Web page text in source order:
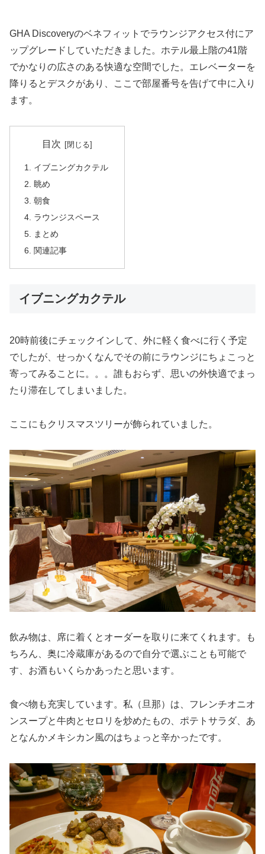
GHA Discoveryのベネフィットでラウンジアクセス付にア
ップグレードしていただきました。ホテル最上階の41階
でかなりの広さのある快適な空間でした。エレベーターを
降りるとデスクがあり、ここで部屋番号を告げて中に入り
ます。
目次
イブニングカクテル
眺め
朝食
ラウンジスペース
まとめ
関連記事
イブニングカクテル
20時前後にチェックインして、外に軽く食べに行く予定
でしたが、せっかくなんでその前にラウンジにちょこっと
寄ってみることに。。。誰もおらず、思いの外快適でまっ
たり滞在してしまいました。
ここにもクリスマスツリーが飾られていました。
飲み物は、席に着くとオーダーを取りに来てくれます。も
ちろん、奥に冷蔵庫があるので自分で選ぶことも可能で
す、お酒もいくらかあったと思います。
食べ物も充実しています。私（旦那）は、フレンチオニオ
ンスープと牛肉とセロリを炒めたもの、ポテトサラダ、あ
となんかメキシカン風のはちょっと辛かったです。